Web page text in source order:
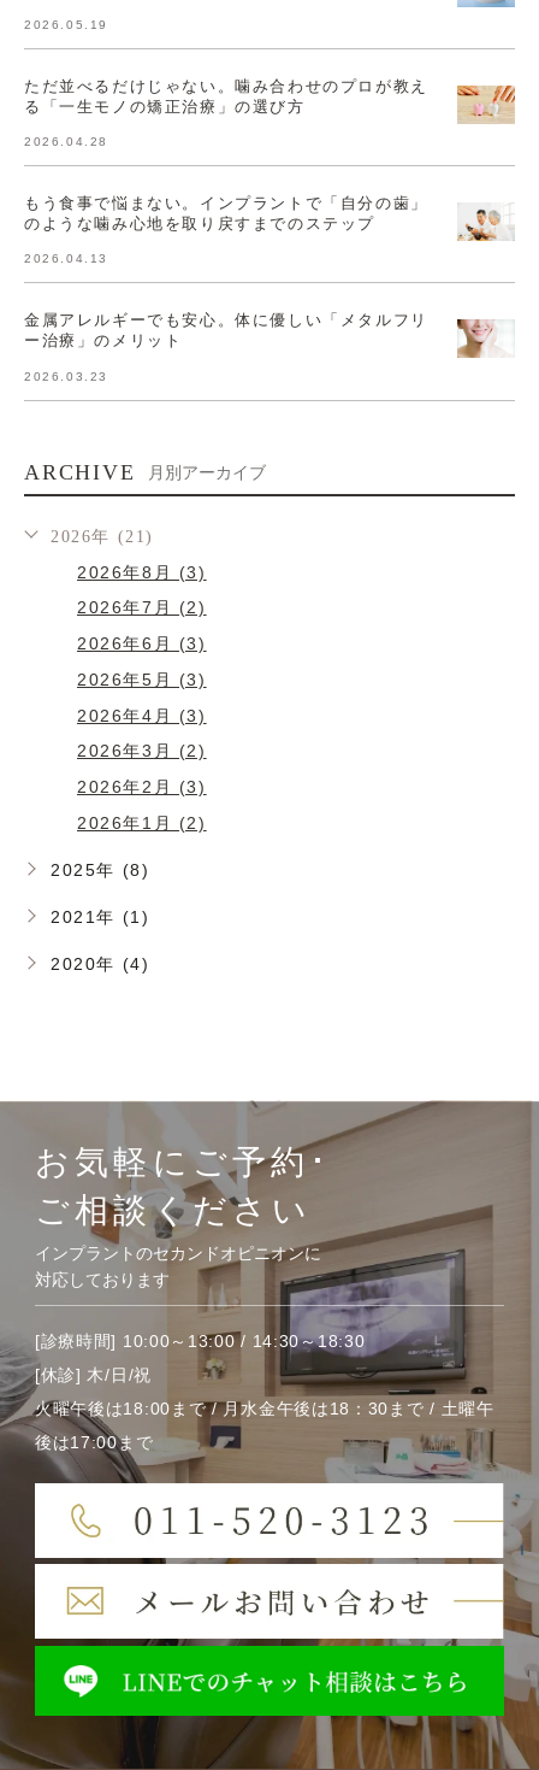
2026.05.19
ただ並べるだけじゃない。噛み合わせのプロが教え
る「一生モノの矯正治療」の選び方
2026.04.28
もう食事で悩まない。インプラントで「自分の歯」
のような噛み心地を取り戻すまでのステップ
2026.04.13
金属アレルギーでも安心。体に優しい「メタルフリ
ー治療」のメリット
2026.03.23
ARCHIVE 月別アーカイブ
2026年 (21)
2026年8月 (3)
2026年7月 (2)
2026年6月 (3)
2026年5月 (3)
2026年4月 (3)
2026年3月 (2)
2026年2月 (3)
2026年1月 (2)
2025年 (8)
2021年 (1)
2020年 (4)
お気軽にご予約･
ご相談ください
インプラントのセカンドオピニオンに
対応しております
[診療時間] 10:00～13:00 / 14:30～18:30
[休診] 木/日/祝
火曜午後は18:00まで / 月水金午後は18：30まで / 土曜午
後は17:00まで